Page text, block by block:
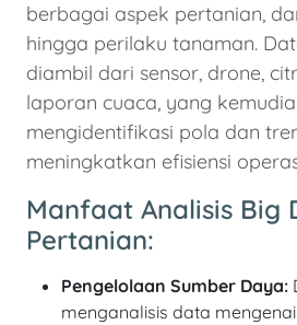
berbagai aspek pertanian,
hingga perilaku tanaman.
diambil dari sensor, drone,
laporan cuaca, yang
mengidentifikasi pola dan
meningkatkan efisiensi
Manfaat Analisis Big
Pertanian:
Pengelolaan Sumber Daya:
menganalisis data